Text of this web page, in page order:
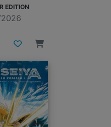
EDITION